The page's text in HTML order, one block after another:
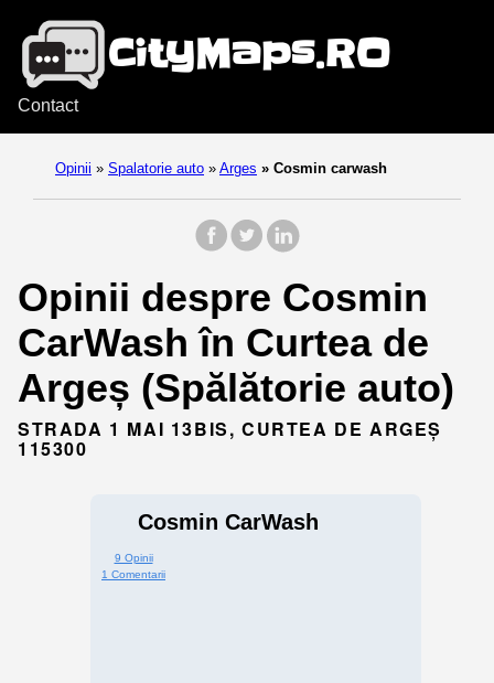
Contact
Opinii » Spalatorie auto » Arges » Cosmin carwash
Opinii despre Cosmin
CarWash în Curtea de
Argeș (Spălătorie auto)
STRADA 1 MAI 13BIS, CURTEA DE ARGEȘ
115300
Cosmin CarWash
9 Opinii
1 Comentarii